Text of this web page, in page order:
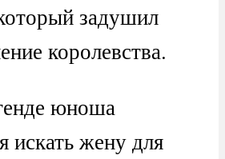
задушил
королевства.
юноша
искать жену для